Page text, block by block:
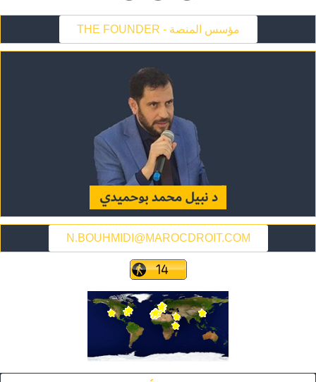
THE FOUNDER - مؤسس المنصة
N.BOUHMIDI@MAROCDROIT.COM